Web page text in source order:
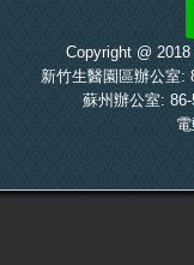
Copyright @
新竹生醫園區辦公室:
蘇州辦公室: